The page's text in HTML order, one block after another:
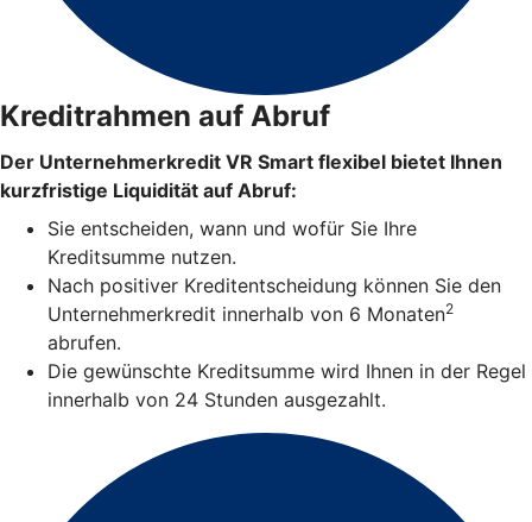
Kreditrahmen auf Abruf
Der Unternehmerkredit VR Smart flexibel bietet Ihnen
kurzfristige Liquidität auf Abruf:
Sie entscheiden, wann und wofür Sie Ihre
Kreditsumme nutzen.
Nach positiver Kreditentscheidung können Sie den
Unternehmerkredit innerhalb von 6 Monaten2
abrufen.
Die gewünschte Kreditsumme wird Ihnen in der Regel
innerhalb von 24 Stunden ausgezahlt.